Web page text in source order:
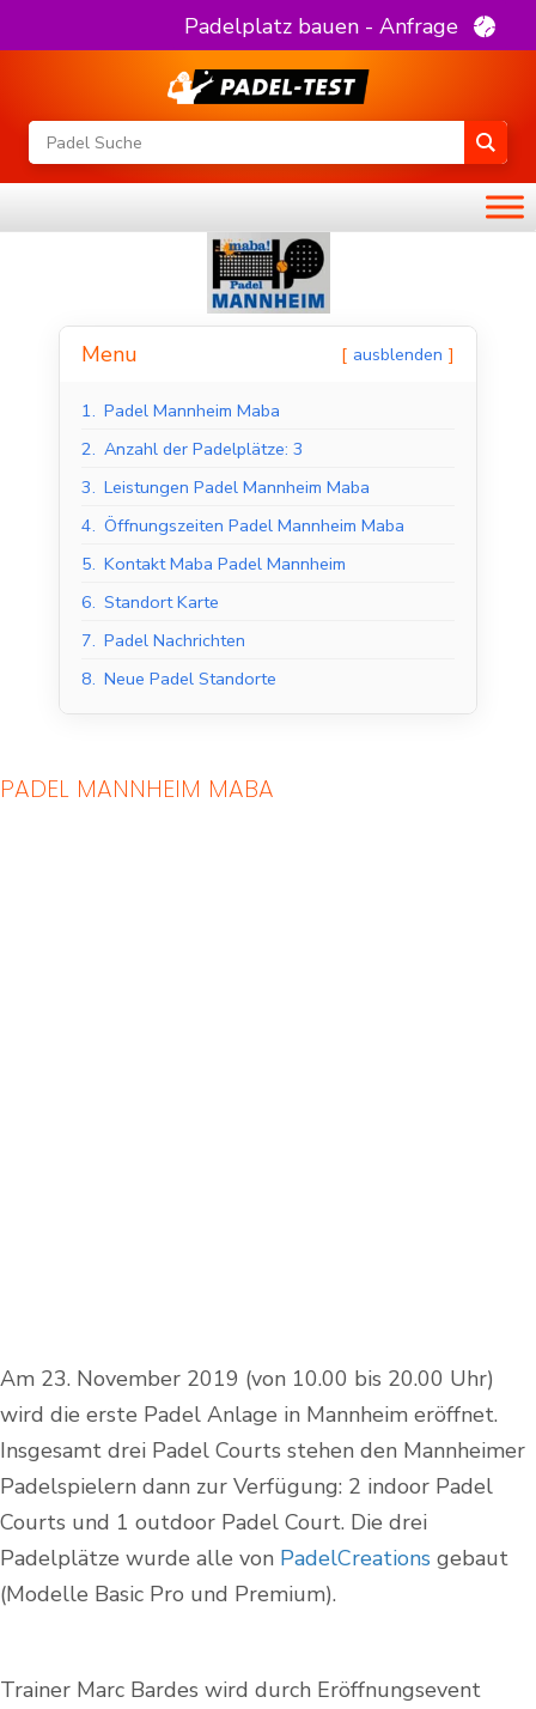
Padelplatz bauen - Anfrage
Menu ausblenden
1. Padel Mannheim Maba
2. Anzahl der Padelplätze: 3
3. Leistungen Padel Mannheim Maba
4. Öffnungszeiten Padel Mannheim Maba
5. Kontakt Maba Padel Mannheim
6. Standort Karte
7. Padel Nachrichten
8. Neue Padel Standorte
PADEL MANNHEIM MABA
Am 23. November 2019 (von 10.00 bis 20.00 Uhr)
wird die erste Padel Anlage in Mannheim eröffnet.
Insgesamt drei Padel Courts stehen den Mannheimer
Padelspielern dann zur Verfügung: 2 indoor Padel
Courts und 1 outdoor Padel Court. Die drei
Padelplätze wurde alle von PadelCreations gebaut
(Modelle Basic Pro und Premium).
Trainer Marc Bardes wird durch Eröffnungsevent